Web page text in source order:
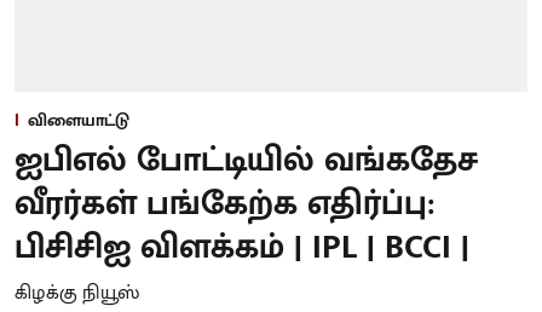
விளையாட்டு
ஐபிஎல் போட்டியில் வங்கதேச
வீரர்கள் பங்கேற்க எதிர்ப்பு:
பிசிசிஐ விளக்கம் | IPL | BCCI |
கிழக்கு நியூஸ்